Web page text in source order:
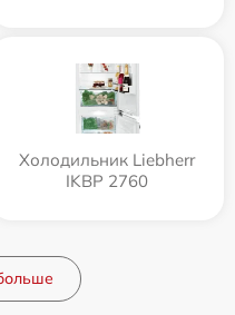
Холодильник Liebherr
IKBP 2760